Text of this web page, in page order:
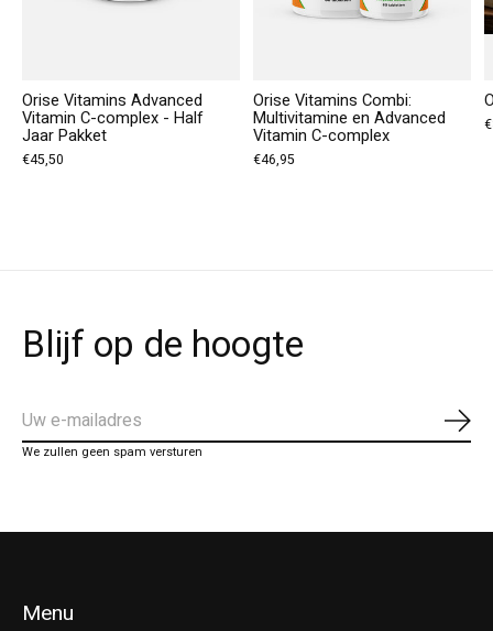
Orise Vitamins Advanced
Vitamin C-complex - Half
Jaar Pakket
€45,50
Orise Vitamins Combi:
Multivitamine en Advanced
Vitamin C-complex
€46,95
Blijf op de hoogte
We zullen geen spam versturen
Menu